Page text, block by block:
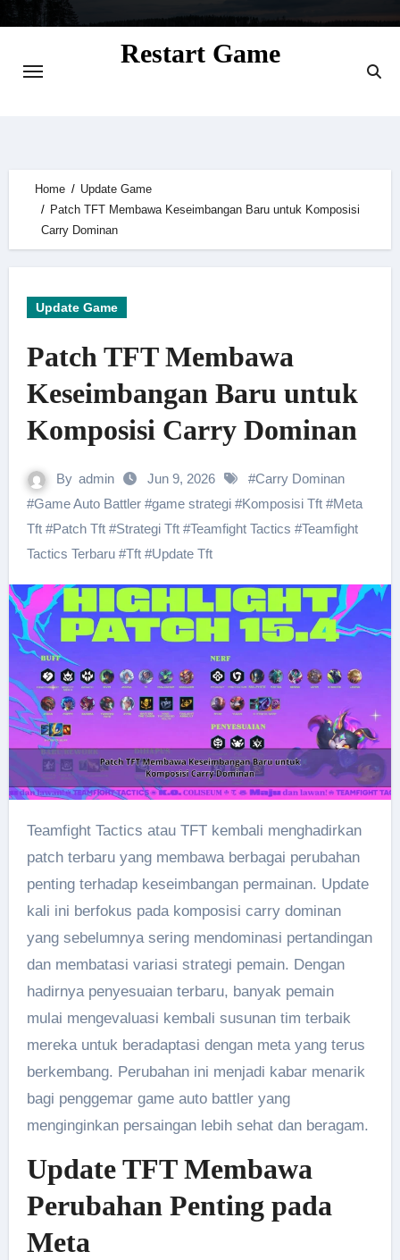
Restart Game
Home
Update Game
Patch TFT Membawa Keseimbangan Baru untuk Komposisi
Carry Dominan
Update Game
Patch TFT Membawa
Keseimbangan Baru untuk
Komposisi Carry Dominan
By admin Jun 9, 2026 #Carry Dominan
#Game Auto Battler#game strategi#Komposisi Tft#Meta
Tft#Patch Tft#Strategi Tft#Teamfight Tactics #Teamfight
Tactics Terbaru#Tft#Update Tft
Teamfight Tactics atau TFT kembali menghadirkan
patch terbaru yang membawa berbagai perubahan
penting terhadap keseimbangan permainan. Update
kali ini berfokus pada komposisi carry dominan
yang sebelumnya sering mendominasi pertandingan
dan membatasi variasi strategi pemain. Dengan
hadirnya penyesuaian terbaru, banyak pemain
mulai mengevaluasi kembali susunan tim terbaik
mereka untuk beradaptasi dengan meta yang terus
berkembang. Perubahan ini menjadi kabar menarik
bagi penggemar game auto battler yang
menginginkan persaingan lebih sehat dan beragam.
Update TFT Membawa
Perubahan Penting pada
Meta